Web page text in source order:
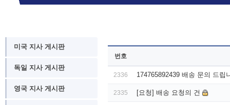
미국 지사 게시판
독일 지사 게시판
영국 지사 게시판
번호
2336 174765892439 배송 문의 드립
2335 [요청] 배송 요청의 건